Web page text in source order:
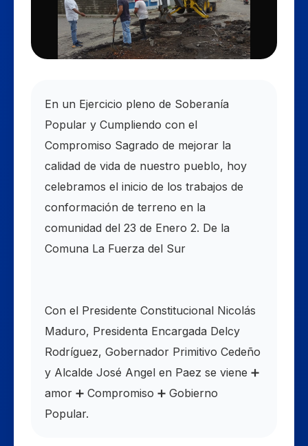
En un Ejercicio pleno de Soberanía
Popular y Cumpliendo con el
Compromiso Sagrado de mejorar la
calidad de vida de nuestro pueblo, hoy
celebramos el inicio de los trabajos de
conformación de terreno en la
comunidad del 23 de Enero 2. De la
Comuna La Fuerza del Sur
Con el Presidente Constitucional Nicolás
Maduro, Presidenta Encargada Delcy
Rodríguez, Gobernador Primitivo Cedeño
y Alcalde José Angel en Paez se viene ➕
amor ➕ Compromiso ➕ Gobierno
Popular.